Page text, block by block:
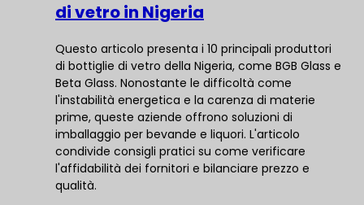
di vetro in Nigeria
Questo articolo presenta i 10 principali produttori
di bottiglie di vetro della Nigeria, come BGB Glass e
Beta Glass. Nonostante le difficoltà come
l'instabilità energetica e la carenza di materie
prime, queste aziende offrono soluzioni di
imballaggio per bevande e liquori. L'articolo
condivide consigli pratici su come verificare
l'affidabilità dei fornitori e bilanciare prezzo e
qualità.